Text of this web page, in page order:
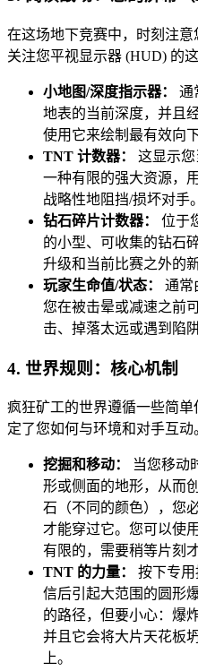
在这场地下竞赛中，时刻注
关注您平视显示器 (HUD) 的
小地图/深度指示器：
通
地表的当前深度，并且
使用它来绘制最有效向
TNT 计数器：
这显示
一种有限的强大资源，
战略性地阻挡/损坏对手。
钻石碎片计数器：
位于
的小型、可收集的钻石
升级和当前比赛之外的
玩家生命值/状态：
通常
您在被击晕或减速之前
击、掉落太远或遇到陷
4. 世界规则：核心机制
疯狂矿工的世界遵循一些简
定了您如何与环境和对手互动
挖掘和移动：
当您移动
形或侧面的地形，从而
石（不同的颜色），您
才能穿过它。您可以使
有限的，需要稍等片刻
TNT 的力量：
按下专用
信后引起大范围的圆形
的路径，但要小心：爆
并且它会将大片天花板
上。